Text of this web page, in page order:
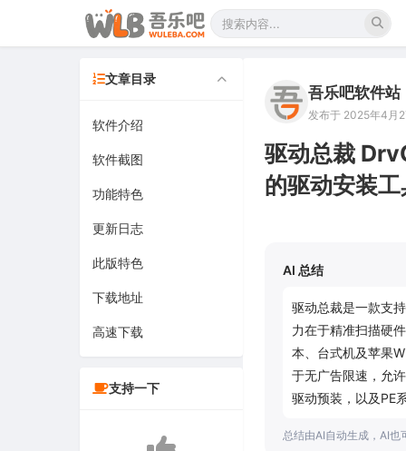
文章目录
软件介绍
软件截图
功能特色
更新日志
此版特色
下载地址
高速下载
支持一下
吾乐吧软件站
发布于 2025年4月
驱动总裁
的驱动安装
AI 总结
驱动总裁是一款支
力在于精准扫描硬
本、台式机及苹果
于无广告限速，允
驱动预装，以及PE
总结由AI自动生成，AI也